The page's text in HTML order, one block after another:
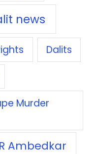
news
Dalits
Murder
Ambedkar